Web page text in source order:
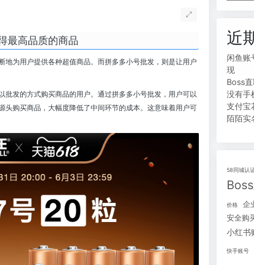
最高品质的商品
地为用户提供各种超值商品。而拼多多小号批发，则是让用户
批发的方式购买商品的用户。通过拼多多小号批发，用户可以
头购买商品，大幅度降低了中间环节的成本。这意味着用户可
近
闲鱼账
现
Boss
没有手
支付宝
陌陌实
58同城认
价格 企
安全购
小红书
快手账号